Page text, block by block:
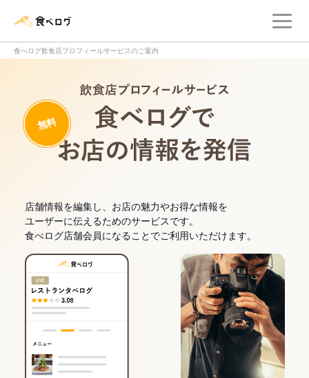
食べログ飲食店プロフィールサービスのご案内
無料
店舗情報を編集し、お店の魅力やお得な情報を
ユーザーに伝えるためのサービスです。
食べログ店舗会員になることでご利用いただけます。